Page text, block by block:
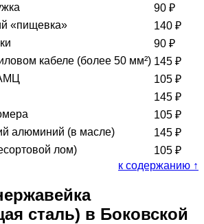
90 ₽
«пищевка»
140 ₽
90 ₽
кабеле (более 50 мм²) 145 ₽
105 ₽
145 ₽
105 ₽
алюминий (в масле)
145 ₽
лом)
105 ₽
к содержанию ↑
сталь) в Боковской